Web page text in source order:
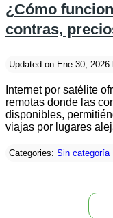
¿Cómo
contras,
Updated on Ene 30, 2026
Internet por satélite
remotas donde las
disponibles,
viajas por lugares
Categories: Sin categoría